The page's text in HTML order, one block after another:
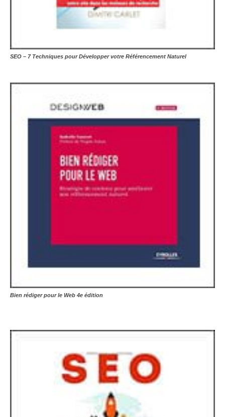
SEO – 7 Techniques pour Développer votre Référencement Naturel
Bien rédiger pour le Web 4e édition